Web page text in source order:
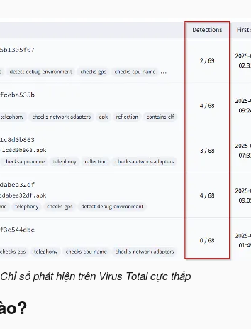
số phát hiện trên Virus Total cực thấp